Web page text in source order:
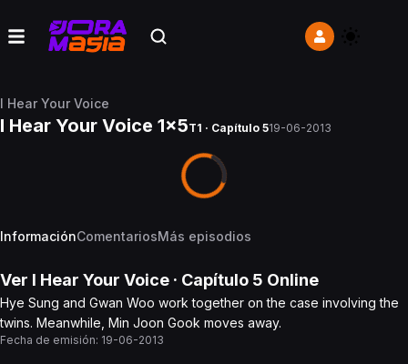
I Hear Your Voice
I Hear Your Voice 1x5T1 · Capítulo 519-06-2013
InformaciónComentariosMás episodios
Ver I Hear Your Voice · Capítulo 5 Online
Hye Sung and Gwan Woo work together on the case involving the
twins. Meanwhile, Min Joon Gook moves away.
Fecha de emisión: 19-06-2013